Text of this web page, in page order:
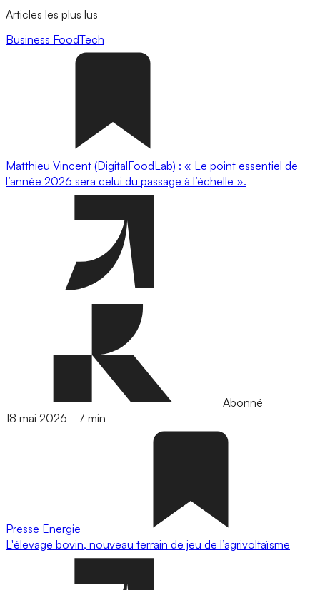
Articles les plus lus
Business FoodTech
Matthieu Vincent (DigitalFoodLab) : « Le point essentiel de
l’année 2026 sera celui du passage à l’échelle ».
Abonné
18 mai 2026 - 7 min
Presse Energie
L'élevage bovin, nouveau terrain de jeu de l’agrivoltaïsme